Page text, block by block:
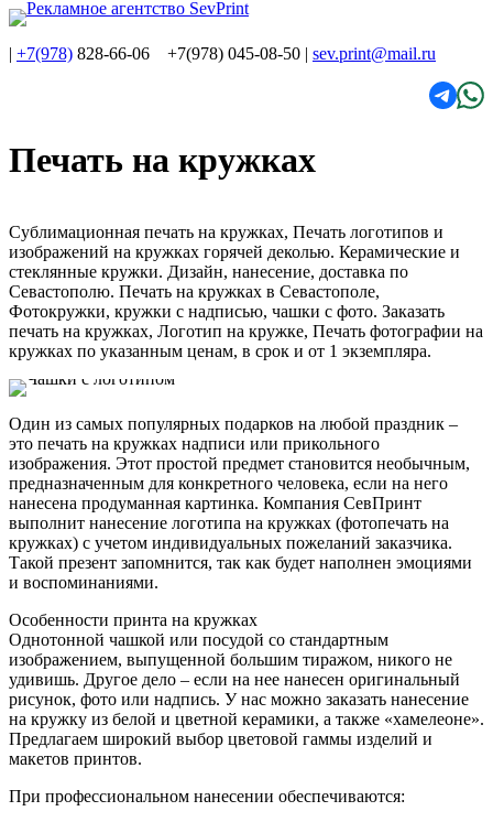
| +7(978) 828-66-06 +7(978) 045-08-50 | sev.print@mail.ru
Печать на кружках
Сублимационная печать на кружках, Печать логотипов и
изображений на кружках горячей деколью. Керамические и
стеклянные кружки. Дизайн, нанесение, доставка по
Севастополю. Печать на кружках в Севастополе,
Фотокружки, кружки с надписью, чашки с фото. Заказать
печать на кружках, Логотип на кружке, Печать фотографии на
кружках по указанным ценам, в срок и от 1 экземпляра.
Один из самых популярных подарков на любой праздник –
это печать на кружках надписи или прикольного
изображения. Этот простой предмет становится необычным,
предназначенным для конкретного человека, если на него
нанесена продуманная картинка. Компания СевПринт
выполнит нанесение логотипа на кружках (фотопечать на
кружках) с учетом индивидуальных пожеланий заказчика.
Такой презент запомнится, так как будет наполнен эмоциями
и воспоминаниями.
Особенности принта на кружках
Однотонной чашкой или посудой со стандартным
изображением, выпущенной большим тиражом, никого не
удивишь. Другое дело – если на нее нанесен оригинальный
рисунок, фото или надпись. У нас можно заказать нанесение
на кружку из белой и цветной керамики, а также «хамелеоне».
Предлагаем широкий выбор цветовой гаммы изделий и
макетов принтов.
При профессиональном нанесении обеспечиваются: